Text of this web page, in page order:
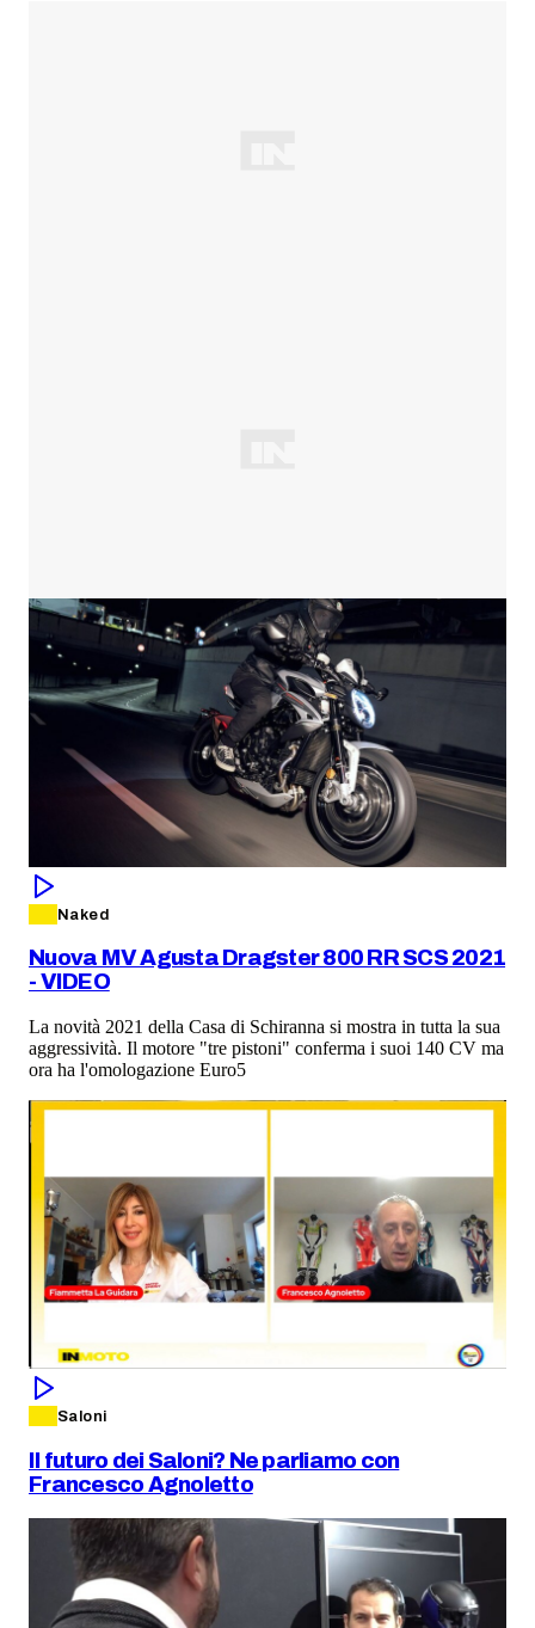
Naked
Nuova MV Agusta Dragster 800 RR SCS 2021
- VIDEO
La novità 2021 della Casa di Schiranna si mostra in tutta la sua
aggressività. Il motore "tre pistoni" conferma i suoi 140 CV ma
ora ha l'omologazione Euro5
Saloni
Il futuro dei Saloni? Ne parliamo con
Francesco Agnoletto